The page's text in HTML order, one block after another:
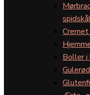
Boller i